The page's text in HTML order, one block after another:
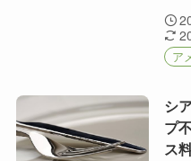
ア
シ
プ
ス